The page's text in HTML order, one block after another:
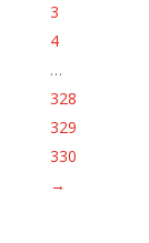
3
4
…
328
329
330
→